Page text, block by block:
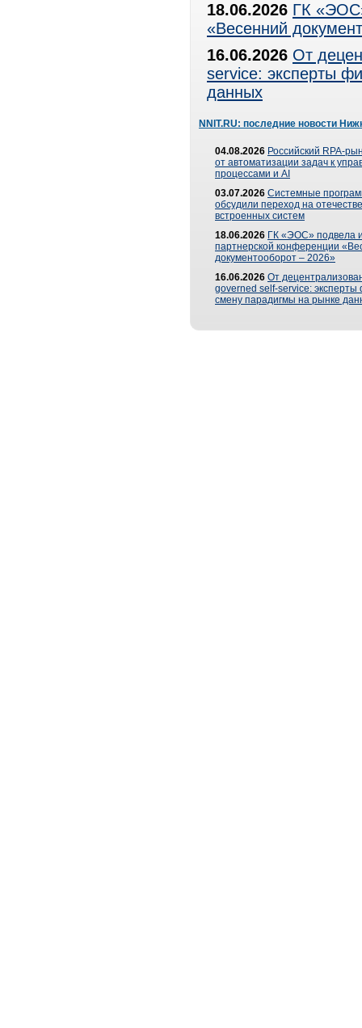
18.06.2026 ГК
«Весенний
16.06.2026 От
service: эксперты
данных
NNIT.RU: последние новости
04.08.2026 Российский RPA-
от автоматизации задач к
процессами и AI
03.07.2026 Системные
обсудили переход на
встроенных систем
18.06.2026 ГК «ЭОС» подвела
партнерской конференции
документооборот – 2026»
16.06.2026 От
governed self-service: эксперты
смену парадигмы на рынке